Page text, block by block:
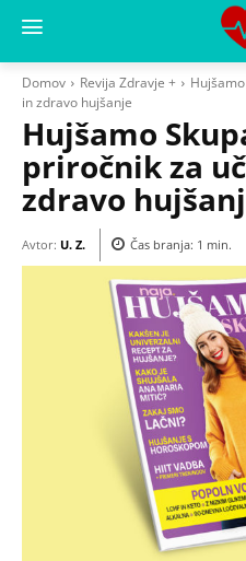
Domov Revija Zdravje +
in zdravo hujšanje
Hujšamo
priročnik za
zdravo
Avtor: U. Z. Čas branja: 1 min.